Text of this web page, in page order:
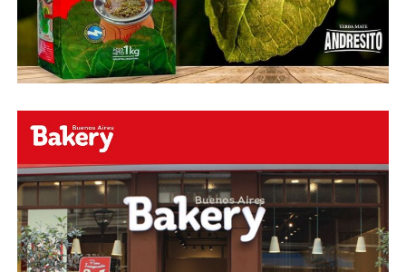
Faceboock: H2O Radio
Onlinehttps://www.facebook.com/h2oradioonline